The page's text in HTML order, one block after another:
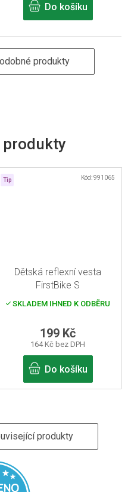
Tip
Dětská reflexní vesta
FirstBike S
SKLADEM IHNED K ODBĚRU
164 Kč bez DPH
199 Kč
Do košíku
Kód:991065
produkty
Do košíku
produkty